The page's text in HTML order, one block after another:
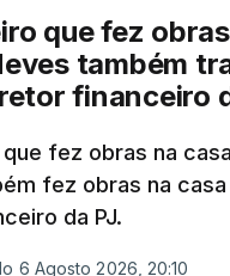
que fez
também
financeiro
fez obras na
fez obras na casa
da PJ.
6 Agosto 2026, 20:10